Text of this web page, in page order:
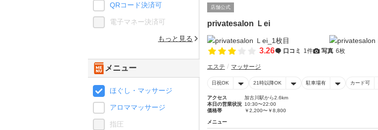
店舗公式
privatesalon Ｌei
3.26 口コミ 1件 写真 6枚
エステ マッサージ
日祝OK 21時以降OK 駐車場有 カード可
アクセス
加古川駅から2.6km
本日の営業状況 10:30〜22:00
価格帯
￥2,200〜￥8,800
メニュー
QRコード決済可
電子マネー決済可
もっと見る
メニュー
ほぐし・マッサージ
アロママッサージ
指圧